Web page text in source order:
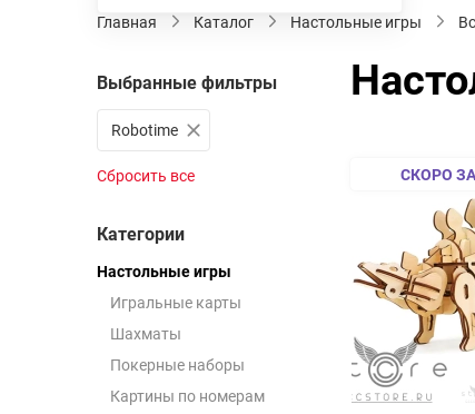
Главная Каталог Настольные игры
Выбранные фильтры
Robotime
Сбросить все
Категории
Настольные игры
Игральные карты
Шахматы
Покерные наборы
Картины по номерам
СКОРО